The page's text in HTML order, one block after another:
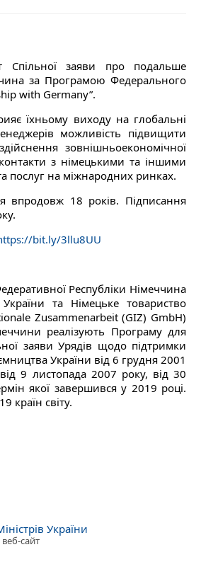
Спільної заяви про подальше
за Програмою Федерального
with Germany”.
їхньому виходу на глобальні
можливість підвищити
зовнішньоекономічної
з німецькими та іншими
послуг на міжнародних ринках.
впродовж 18 років. Підписання
bit.ly/3llu8UU
Республіки Німеччина
України та Німецьке товариство
Zusammenarbeit (GIZ) GmbH)
реалізують Програму для
заяви Урядів щодо підтримки
України від 6 грудня 2001
9 листопада 2007 року, від 30
якої завершився у 2019 році.
країн світу.
України
сайт